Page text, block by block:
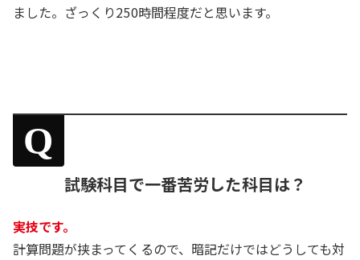
ました。ざっくり250時間程度だと思います。
Q
試験科目で一番苦労した科目は？
実技です。
計算問題が挟まってくるので、暗記だけではどうしても対